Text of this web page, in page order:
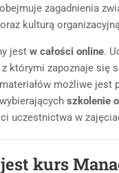
zagadnienia
kulturą
jest w całości online.
którymi zapoznaje się
możliwe jest
szkolenie
uczestnictwa w
kurs